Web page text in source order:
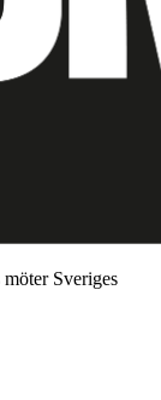
Sveriges